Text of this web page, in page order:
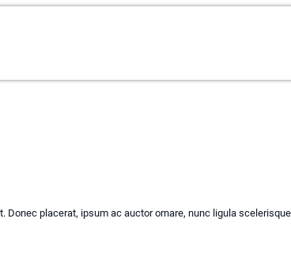
placerat, ipsum ac auctor ornare, nunc ligula